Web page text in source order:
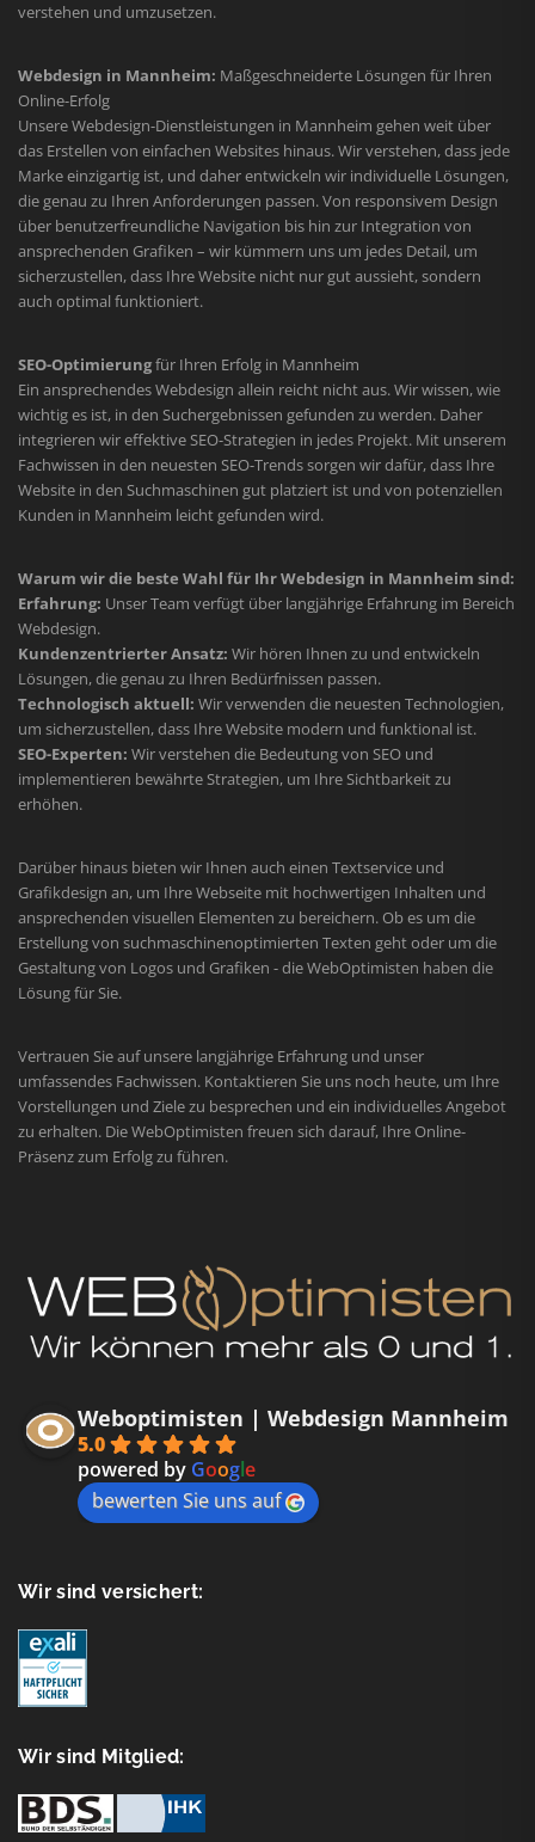
verstehen und umzusetzen.
Webdesign in Mannheim: Maßgeschneiderte Lösungen für Ihren
Online-Erfolg
Unsere Webdesign-Dienstleistungen in Mannheim gehen weit über
das Erstellen von einfachen Websites hinaus. Wir verstehen, dass jede
Marke einzigartig ist, und daher entwickeln wir individuelle Lösungen,
die genau zu Ihren Anforderungen passen. Von responsivem Design
über benutzerfreundliche Navigation bis hin zur Integration von
ansprechenden Grafiken – wir kümmern uns um jedes Detail, um
sicherzustellen, dass Ihre Website nicht nur gut aussieht, sondern
auch optimal funktioniert.
SEO-Optimierungfür Ihren Erfolg in Mannheim
Ein ansprechendes Webdesign allein reicht nicht aus. Wir wissen, wie
wichtig es ist, in den Suchergebnissen gefunden zu werden. Daher
integrieren wir effektive SEO-Strategien in jedes Projekt. Mit unserem
Fachwissen in den neuesten SEO-Trends sorgen wir dafür, dass Ihre
Website in den Suchmaschinen gut platziert ist und von potenziellen
Kunden in Mannheim leicht gefunden wird.
Warum wir die beste Wahl für Ihr Webdesign in Mannheim sind:
Erfahrung: Unser Team verfügt über langjährige Erfahrung im Bereich
Webdesign.
Kundenzentrierter Ansatz: Wir hören Ihnen zu und entwickeln
Lösungen, die genau zu Ihren Bedürfnissen passen.
Technologisch aktuell: Wir verwenden die neuesten Technologien,
um sicherzustellen, dass Ihre Website modern und funktional ist.
SEO-Experten: Wir verstehen die Bedeutung von SEO und
implementieren bewährte Strategien, um Ihre Sichtbarkeit zu
erhöhen.
Darüber hinaus bieten wir Ihnen auch einen Textservice und
Grafikdesign an, um Ihre Webseite mit hochwertigen Inhalten und
ansprechenden visuellen Elementen zu bereichern. Ob es um die
Erstellung von suchmaschinenoptimierten Texten geht oder um die
Gestaltung von Logos und Grafiken - die WebOptimisten haben die
Lösung für Sie.
Vertrauen Sie auf unsere langjährige Erfahrung und unser
umfassendes Fachwissen. Kontaktieren Sie uns noch heute, um Ihre
Vorstellungen und Ziele zu besprechen und ein individuelles Angebot
zu erhalten. Die WebOptimisten freuen sich darauf, Ihre Online-
Präsenz zum Erfolg zu führen.
Weboptimisten | Webdesign Mannheim
5.0
powered by Google
bewerten Sie uns auf
Wir sind versichert:
Wir sind Mitglied: